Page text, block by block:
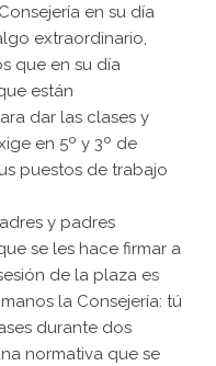
en su día
extraordinario,
que en su día
están
dar las clases y
en 5º y 3º de
puestos de trabajo
y padres
se les hace firmar a
de la plaza es
la Consejería: tú
durante dos
normativa que se